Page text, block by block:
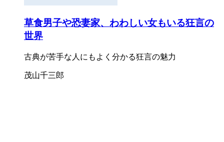
草食男子や恐妻家、わわしい女もいる狂言の
世界
古典が苦手な人にもよく分かる狂言の魅力
茂山千三郎